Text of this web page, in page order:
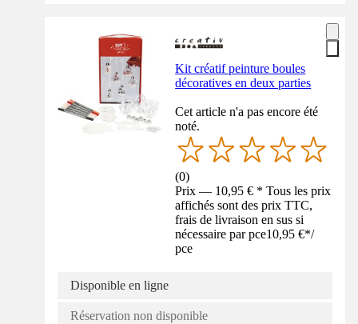
Kit créatif peinture boules
décoratives en deux parties
Cet article n'a pas encore été
noté.
(0)
Prix — 10,95 € * Tous les prix
affichés sont des prix TTC,
frais de livraison en sus si
nécessaire par pce10,95 €*/
pce
Disponible en ligne
Réservation non disponible